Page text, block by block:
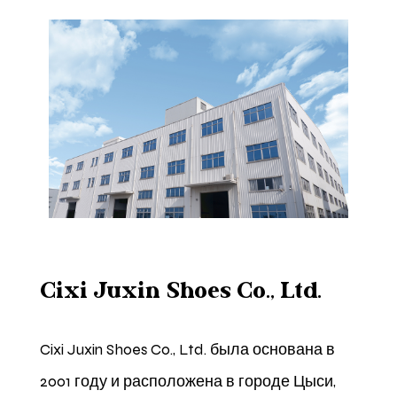
Cixi Juxin Shoes Co., Ltd.
Cixi Juxin Shoes Co., Ltd. была основана в
2001 году и расположена в городе Цыси,